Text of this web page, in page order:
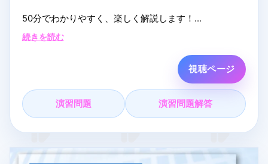
50分でわかりやすく、楽しく解説します！
英文が長く感じる原因の一つは、副詞のかたまり？！
視点で驚くほど読みやすくしていきます！
▼こんな人におすすめ
・英文の途中で迷子になる人
続きを読む
視聴ページ
演習問題 演習問題解答